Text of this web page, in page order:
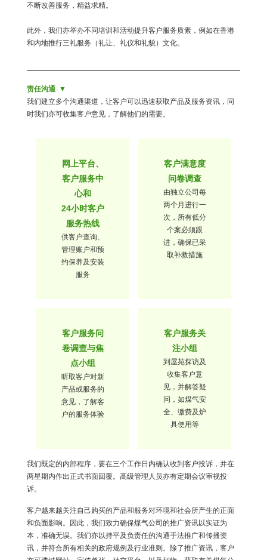
不断改善服务，精益求精。
此外，我们亦举办不同培训和活动提升客户服务质素，例如在香港
和内地推行三礼服务（礼让、礼仪和礼貌）文化。
责任沟通
我们建立多个沟通渠道，让客户可以迅速获取产品及服务资讯，同
时我们亦可收集客户意见，了解他们的需要。
网上平台、
客户服务中
心和
24小时客户
服务热线
供客户查询、
管理账户和预
约保养及安装
服务
客户满意度
问卷调查
由独立公司每
两个月进行一
次，所有低分
个案必须跟
进，确保已采
取补救措施
客户服务问
卷调查与焦
点小组
听取客户对新
产品或服务的
意见，了解客
户的服务体验
客户服务关
注小组
到屋苑探访及
收集客户意
见，并解答疑
问，如煤气安
全、缴费及炉
具使用等
我们既定的内部程序，要在三个工作日内确认收到客户投诉，并在
两星期内作出正式书面回覆。高级管理人员亦有定期会议审视投
诉。
客户越来越关注自己购买的产品和服务对环境和社会所产生的正面
和负面影响。因此，我们致力确保煤气公司的推广资讯以实证为
本，准确无误。我们亦以持平及负责任的沟通手法推广和传播资
讯，并符合所有相关的政府规例及行业准则。除了推广资讯，客户